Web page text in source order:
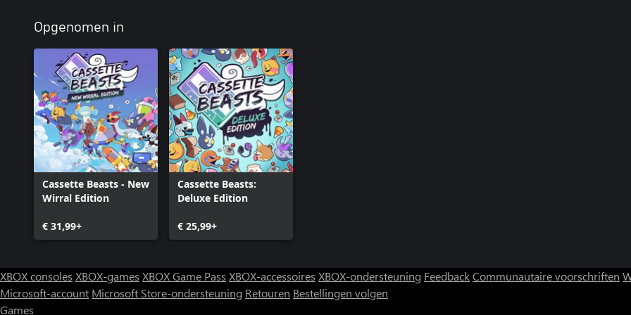
Opgenomen in
Cassette Beasts - New
Wirral Edition
€ 31,99+
Cassette Beasts:
Deluxe Edition
€ 25,99+
XBOX consoles XBOX-games XBOX Game Pass XBOX-accessoires XBOX-ondersteuning FeedbackCommunautaire voorschriften
Microsoft-account Microsoft Store-ondersteuning Retouren Bestellingen volgen
Games